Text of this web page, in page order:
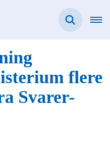
flere
Svarer-